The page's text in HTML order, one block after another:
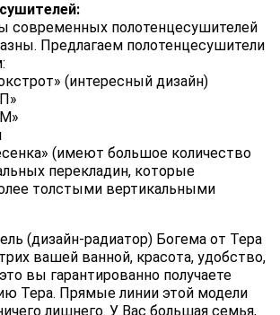
современных полотенцесушителей
Предлагаем полотенцесушители
(интересный дизайн)
(имеют большое количество
перекладин, которые
толстыми вертикальными
(дизайн-радиатор) Богема от Тера
вашей ванной, красота, удобство,
вы гарантированно получаете
Тера. Прямые линии этой модели
лишнего. У Вас большая семья,